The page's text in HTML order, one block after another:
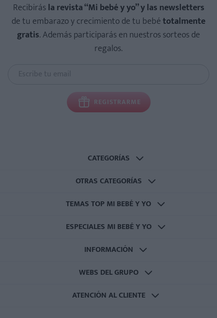
Recibirásla revista “Mi bebé y yo” y las newsletters
de tu embarazo y crecimiento de tu bebétotalmente
gratis. Además participarás en nuestros sorteos de
regalos.
REGISTRARME
CATEGORÍAS
OTRAS CATEGORÍAS
TEMAS TOP MI BEBÉ Y YO
ESPECIALES MI BEBÉ Y YO
INFORMACIÓN
WEBS DEL GRUPO
ATENCIÓN AL CLIENTE